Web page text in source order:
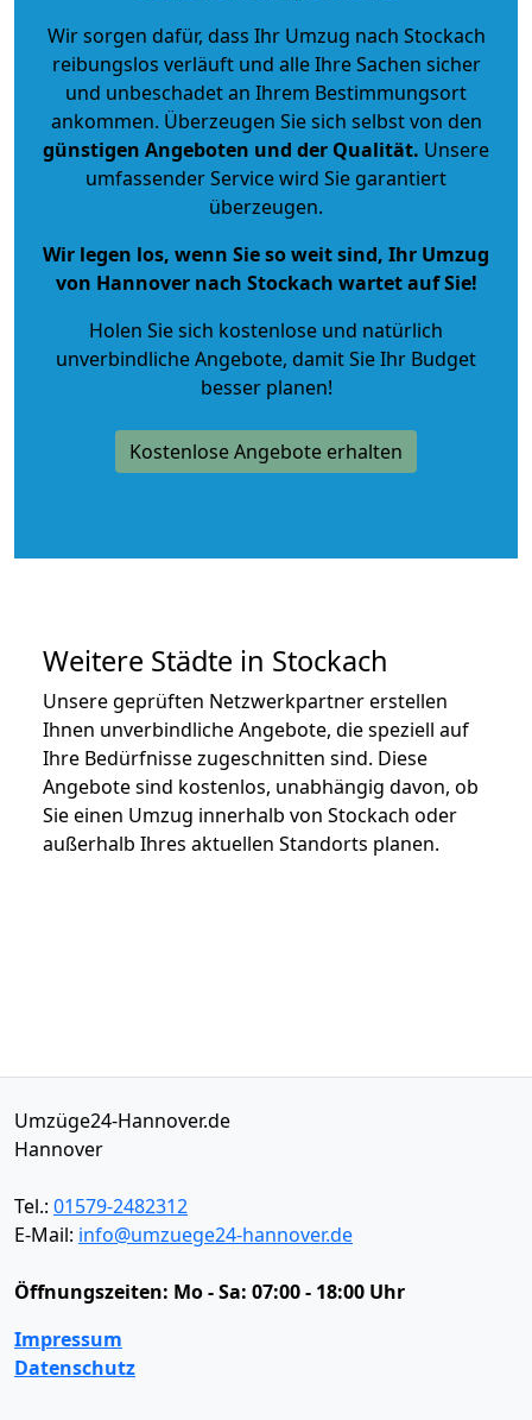
Wir sorgen dafür, dass Ihr Umzug nach Stockach
reibungslos verläuft und alle Ihre Sachen sicher
und unbeschadet an Ihrem Bestimmungsort
ankommen. Überzeugen Sie sich selbst von den
günstigen Angeboten und der Qualität. Unsere
umfassender Service wird Sie garantiert
überzeugen.
Wir legen los, wenn Sie so weit sind, Ihr Umzug
von Hannover nach Stockach wartet auf Sie!
Holen Sie sich kostenlose und natürlich
unverbindliche Angebote, damit Sie Ihr Budget
besser planen!
Kostenlose Angebote erhalten
Weitere Städte in Stockach
Unsere geprüften Netzwerkpartner erstellen
Ihnen unverbindliche Angebote, die speziell auf
Ihre Bedürfnisse zugeschnitten sind. Diese
Angebote sind kostenlos, unabhängig davon, ob
Sie einen Umzug innerhalb von Stockach oder
außerhalb Ihres aktuellen Standorts planen.
Umzüge24-Hannover.de
Hannover
Tel.: 01579-2482312
E-Mail: info@umzuege24-hannover.de
Öffnungszeiten: Mo - Sa: 07:00 - 18:00 Uhr
Impressum
Datenschutz